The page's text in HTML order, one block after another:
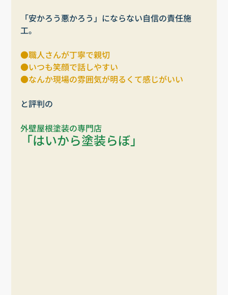
「安かろう悪かろう」にならない自信の責任施
工。
●職人さんが丁寧で親切
●いつも笑顔で話しやすい
●なんか現場の雰囲気が明るくて感じがいい
と評判の
外壁屋根塗装の専門店
「はいから塗装らぼ」